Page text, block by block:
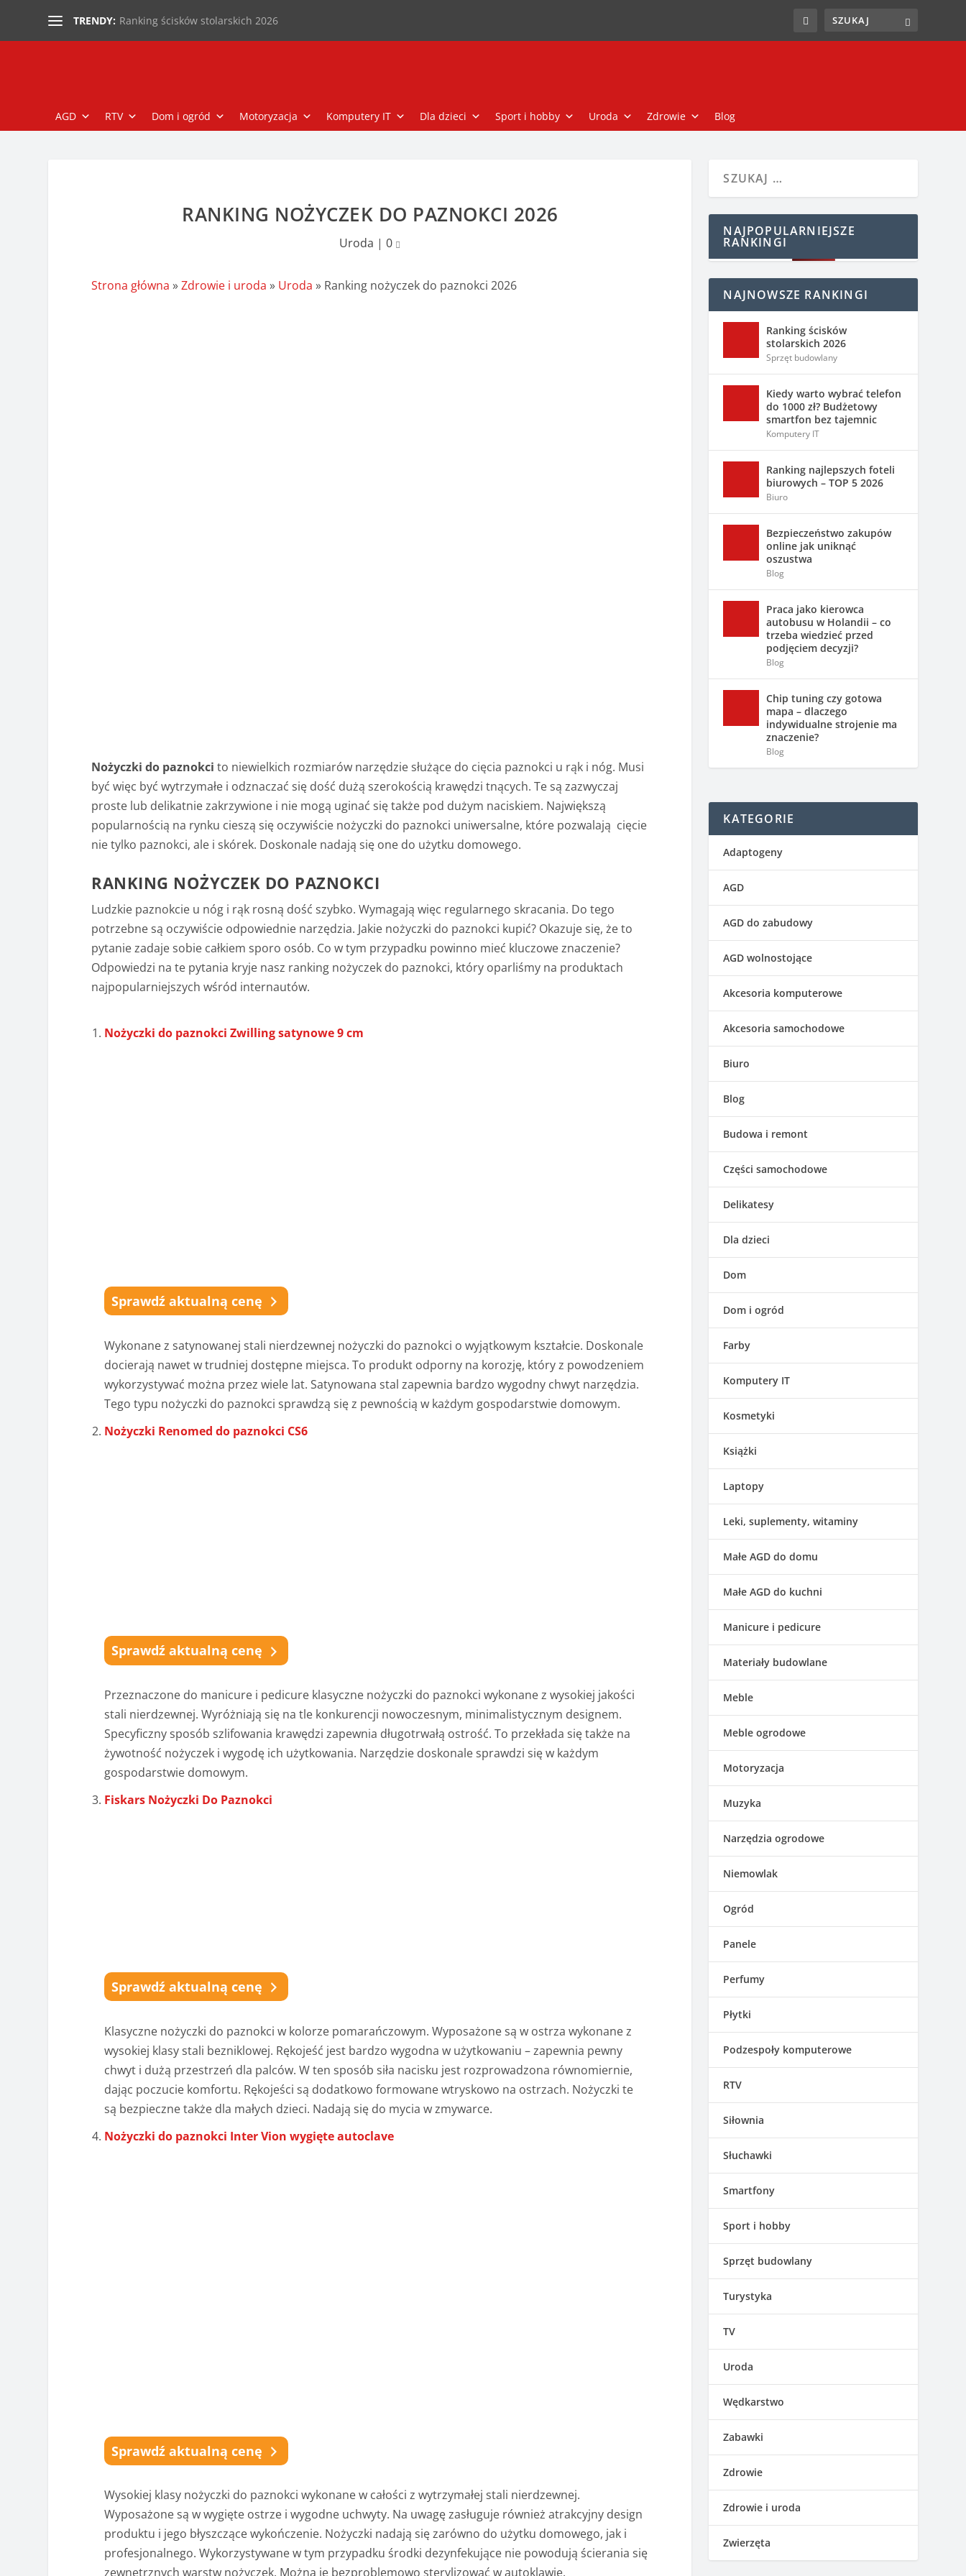
TRENDY: Ranking ścisków stolarskich 2026
AGD RTV Dom i ogród Motoryzacja Komputery IT Dla dzieci Sport i hobby Uroda Zdrowie Blog
RANKING NOŻYCZEK DO PAZNOKCI 2026
Uroda |0
Strona główna »Zdrowie i uroda » Uroda » Ranking nożyczek do paznokci 2026
Nożyczki do paznokci to niewielkich rozmiarów narzędzie służące do cięcia paznokci u rąk i nóg. Musi
być więc być wytrzymałe i odznaczać się dość dużą szerokością krawędzi tnących. Te są zazwyczaj
proste lub delikatnie zakrzywione i nie mogą uginać się także pod dużym naciskiem. Największą
popularnością na rynku cieszą się oczywiście nożyczki do paznokci uniwersalne, które pozwalają cięcie
nie tylko paznokci, ale i skórek. Doskonale nadają się one do użytku domowego.
RANKING NOŻYCZEK DO PAZNOKCI
Ludzkie paznokcie u nóg i rąk rosną dość szybko. Wymagają więc regularnego skracania. Do tego
potrzebne są oczywiście odpowiednie narzędzia. Jakie nożyczki do paznokci kupić? Okazuje się, że to
pytanie zadaje sobie całkiem sporo osób. Co w tym przypadku powinno mieć kluczowe znaczenie?
Odpowiedzi na te pytania kryje nasz ranking nożyczek do paznokci, który oparliśmy na produktach
najpopularniejszych wśród internautów.
Nożyczki do paznokci Zwilling satynowe 9 cm
Sprawdź aktualną cenę
Wykonane z satynowanej stali nierdzewnej nożyczki do paznokci o wyjątkowym kształcie. Doskonale
docierają nawet w trudniej dostępne miejsca. To produkt odporny na korozję, który z powodzeniem
wykorzystywać można przez wiele lat. Satynowana stal zapewnia bardzo wygodny chwyt narzędzia.
Tego typu nożyczki do paznokci sprawdzą się z pewnością w każdym gospodarstwie domowym.
Nożyczki Renomed do paznokci CS6
Sprawdź aktualną cenę
Przeznaczone do manicure i pedicure klasyczne nożyczki do paznokci wykonane z wysokiej jakości
stali nierdzewnej. Wyróżniają się na tle konkurencji nowoczesnym, minimalistycznym designem.
Specyficzny sposób szlifowania krawędzi zapewnia długotrwałą ostrość. To przekłada się także na
żywotność nożyczek i wygodę ich użytkowania. Narzędzie doskonale sprawdzi się w każdym
gospodarstwie domowym.
Fiskars Nożyczki Do Paznokci
Sprawdź aktualną cenę
Klasyczne nożyczki do paznokci w kolorze pomarańczowym. Wyposażone są w ostrza wykonane z
wysokiej klasy stali bezniklowej. Rękojeść jest bardzo wygodna w użytkowaniu – zapewnia pewny
chwyt i dużą przestrzeń dla palców. W ten sposób siła nacisku jest rozprowadzona równomiernie,
dając poczucie komfortu. Rękojeści są dodatkowo formowane wtryskowo na ostrzach. Nożyczki te
są bezpieczne także dla małych dzieci. Nadają się do mycia w zmywarce.
Nożyczki do paznokci Inter Vion wygięte autoclave
Sprawdź aktualną cenę
Wysokiej klasy nożyczki do paznokci wykonane w całości z wytrzymałej stali nierdzewnej.
Wyposażone są w wygięte ostrze i wygodne uchwyty. Na uwagę zasługuje również atrakcyjny design
produktu i jego błyszczące wykończenie. Nożyczki nadają się zarówno do użytku domowego, jak i
profesjonalnego. Wykorzystywane w tym przypadku środki dezynfekujące nie powodują ścierania się
zewnętrznych warstw nożyczek. Można je bezproblemowo sterylizować w autoklawie.
NAJPOPULARNIEJSZE
RANKINGI
NAJNOWSZE RANKINGI
Ranking ścisków
stolarskich 2026
Sprzęt budowlany
Kiedy warto wybrać telefon
do 1000 zł? Budżetowy
smartfon bez tajemnic
Komputery IT
Ranking najlepszych foteli
biurowych – TOP 5 2026
Biuro
Bezpieczeństwo zakupów
online jak uniknąć
oszustwa
Blog
Praca jako kierowca
autobusu w Holandii – co
trzeba wiedzieć przed
podjęciem decyzji?
Blog
Chip tuning czy gotowa
mapa – dlaczego
indywidualne strojenie ma
znaczenie?
Blog
KATEGORIE
Adaptogeny
AGD
AGD do zabudowy
AGD wolnostojące
Akcesoria komputerowe
Akcesoria samochodowe
Biuro
Blog
Budowa i remont
Części samochodowe
Delikatesy
Dla dzieci
Dom
Dom i ogród
Farby
Komputery IT
Kosmetyki
Książki
Laptopy
Leki, suplementy, witaminy
Małe AGD do domu
Małe AGD do kuchni
Manicure i pedicure
Materiały budowlane
Meble
Meble ogrodowe
Motoryzacja
Muzyka
Narzędzia ogrodowe
Niemowlak
Ogród
Panele
Perfumy
Płytki
Podzespoły komputerowe
RTV
Siłownia
Słuchawki
Smartfony
Sport i hobby
Sprzęt budowlany
Turystyka
TV
Uroda
Wędkarstwo
Zabawki
Zdrowie
Zdrowie i uroda
Zwierzęta